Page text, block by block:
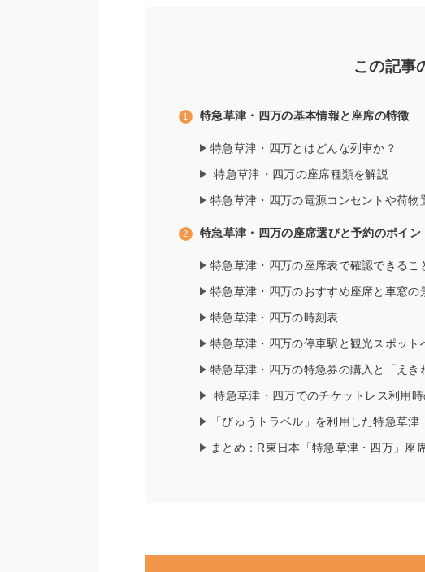
この記事
特急草津・四万の基本情報と座席の特徴
特急草津・四万とはどんな列車か？
特急草津・四万の座席種類を解説
特急草津・四万の電源コンセントや荷物
特急草津・四万の座席選びと予約のポイン
特急草津・四万の座席表で確認できるこ
特急草津・四万のおすすめ座席と車窓の
特急草津・四万の時刻表
特急草津・四万の停車駅と観光スポット
特急草津・四万の特急券の購入と「えき
特急草津・四万でのチケットレス利用
「びゅうトラベル」を利用した特急草
まとめ：R東日本「特急草津・四万」座